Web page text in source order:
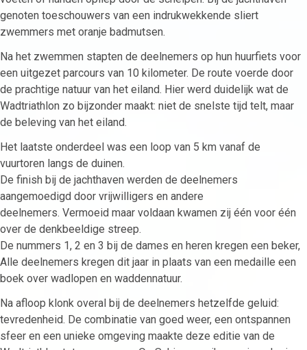
genoten toeschouwers van een indrukwekkende sliert
zwemmers met oranje badmutsen.
Na het zwemmen stapten de deelnemers op hun huurfiets voor
een uitgezet parcours van 10 kilometer. De route voerde door
de prachtige natuur van het eiland. Hier werd duidelijk wat de
Wadtriathlon zo bijzonder maakt: niet de snelste tijd telt, maar
de beleving van het eiland.
Het laatste onderdeel was een loop van 5 km vanaf de
vuurtoren langs de duinen.
De finish bij de jachthaven werden de deelnemers
aangemoedigd door vrijwilligers en andere
deelnemers. Vermoeid maar voldaan kwamen zij één voor één
over de denkbeeldige streep.
De nummers 1, 2 en 3 bij de dames en heren kregen een beker,
Alle deelnemers kregen dit jaar in plaats van een medaille een
boek over wadlopen en waddennatuur.
Na afloop klonk overal bij de deelnemers hetzelfde geluid:
tevredenheid. De combinatie van goed weer, een ontspannen
sfeer en een unieke omgeving maakte deze editie van de